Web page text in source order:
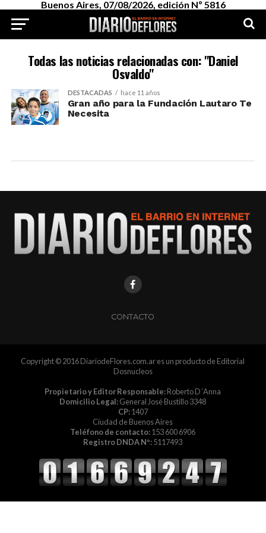
Buenos Aires, 07/08/2026, edición Nº 5816
Todas las noticias relacionadas con: "Daniel
Osvaldo"
DESTACADAS hace 11 años
Gran año para la Fundación Lautaro Te
Necesita
CONTACTO
Copyright © 2016 DiariodeFlores.com.ar es un producto de Editorial
Dosnucleos
Propietario y Editor Responsable:Roberto D´Anna
Domicilio Legal:General José Bustillo 3348
CP:1407
Ciudad de Buenos Aires
Teléfono de contacto:153 600 6906
Registro DNDA Nº:5117493